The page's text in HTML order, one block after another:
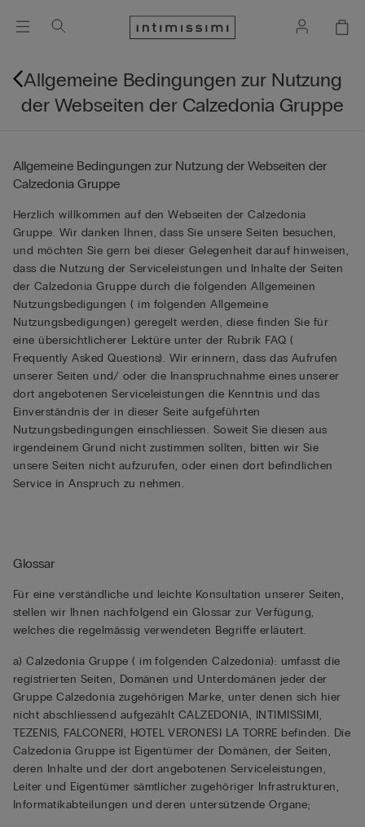
Allgemeine Bedingungen zur Nutzung
der Webseiten der Calzedonia Gruppe
Allgemeine Bedingungen zur Nutzung der Webseiten der
Calzedonia Gruppe
Herzlich willkommen auf den Webseiten der Calzedonia
Gruppe. Wir danken Ihnen, dass Sie unsere Seiten besuchen,
und möchten Sie gern bei dieser Gelegenheit darauf hinweisen,
dass die Nutzung der Serviceleistungen und Inhalte der Seiten
der Calzedonia Gruppe durch die folgenden Allgemeinen
Nutzungsbedigungen ( im folgenden Allgemeine
Nutzungsbedigungen) geregelt werden, diese finden Sie für
eine übersichtlicherer Lektüre unter der Rubrik FAQ (
Frequently Asked Questions). Wir erinnern, dass das Aufrufen
unserer Seiten und/ oder die Inanspruchnahme eines unserer
dort angebotenen Serviceleistungen die Kenntnis und das
Einverständnis der in dieser Seite aufgeführten
Nutzungsbedingungen einschliessen. Soweit Sie diesen aus
irgendeinem Grund nicht zustimmen sollten, bitten wir Sie
unsere Seiten nicht aufzurufen, oder einen dort befindlichen
Service in Anspruch zu nehmen.
Glossar
Für eine verständliche und leichte Konsultation unserer Seiten,
stellen wir Ihnen nachfolgend ein Glossar zur Verfügung,
welches die regelmässig verwendeten Begriffe erläutert.
a) Calzedonia Gruppe ( im folgenden Calzedonia): umfasst die
registrierten Seiten, Domänen und Unterdomänen jeder der
Gruppe Calzedonia zugehörigen Marke, unter denen sich hier
nicht abschliessend aufgezählt CALZEDONIA, INTIMISSIMI,
TEZENIS, FALCONERI, HOTEL VERONESI LA TORRE befinden. Die
Calzedonia Gruppe ist Eigentümer der Domänen, der Seiten,
deren Inhalte und der dort angebotenen Serviceleistungen,
Leiter und Eigentümer sämtlicher zugehöriger Infrastrukturen,
Informatikabteilungen und deren untersützende Organe;